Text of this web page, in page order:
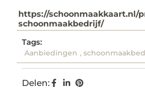
https://schoonmaakkaart.nl/
schoonmaakbedrijf/
Tags:
Aanbiedingen ,
Delen: